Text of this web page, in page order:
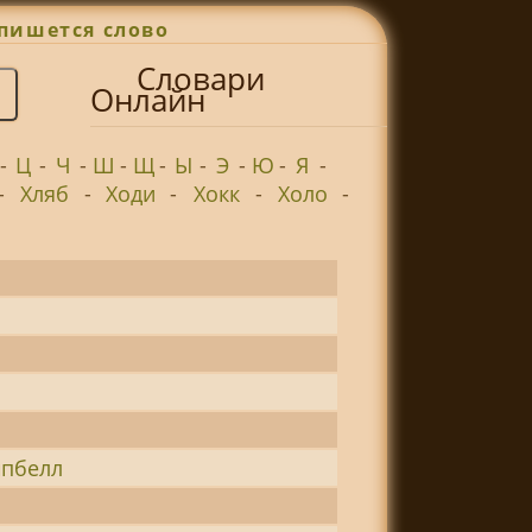
слово
Словари
Онлайн
- Ц - Ч - Ш - Щ- Ы - Э - Ю - Я -
Хляб - Ходи - Хокк - Холо -